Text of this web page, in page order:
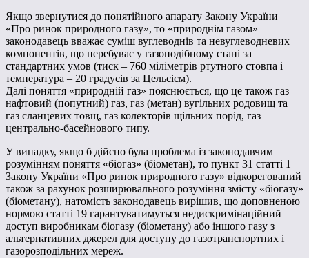
Якщо звернутися до понятійного апарату Закону України
«Про ринок природного газу», то «природнім газом»
законодавець вважає суміш вуглеводнів та невуглеводневих
компонентів, що перебуває у газоподібному стані за
стандартних умов (тиск – 760 міліметрів ртутного стовпа і
температура – 20 градусів за Цельсієм).
Далі поняття «природній газ» пояснюється, що це також газ
нафтовий (попутний) газ, газ (метан) вугільних родовищ та
газ сланцевих товщ, газ колекторів щільних порід, газ
центрально-басейнового типу.
У випадку, якщо б дійсно була проблема із законодавчим
розумінням поняття «біогаз» (біометан), то пункт 31 статті 1
Закону України «Про ринок природного газу» відкорегований
також за рахунок розширювального розуміння змісту «біогазу»
(біометану), натомість законодавець вирішив, що доповненою
нормою статті 19 гарантуватимуться недискримінаційний
доступ виробникам біогазу (біометану) або іншого газу з
альтернативних джерел для доступу до газотранспортних і
газорозподільних мереж.